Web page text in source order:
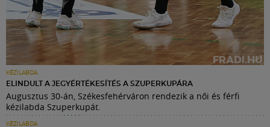
KÉZILABDA
ELINDULT A JEGYÉRTÉKESÍTÉS A SZUPERKUPÁRA
Augusztus 30-án, Székesfehérváron rendezik a női és férfi
kézilabda Szuperkupát.
KÉZILABDA